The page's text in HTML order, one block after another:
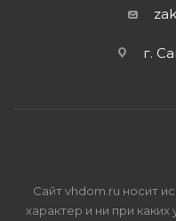
г.
Сайт vhdom.ru носит
характер и ни при